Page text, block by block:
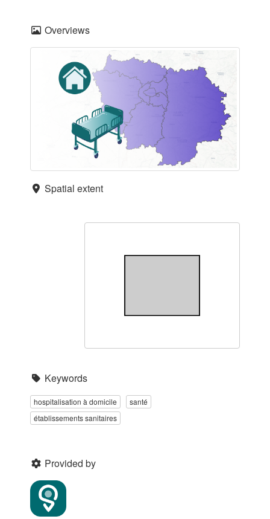
Overviews
Spatial extent
Keywords
hospitalisation à domicile
santé
établissements sanitaires
Provided by